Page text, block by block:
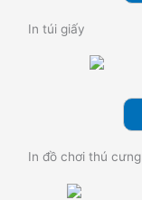
In túi giấy
In đồ chơi thú cưng